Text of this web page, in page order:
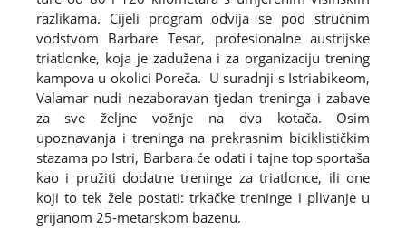
razlikama. Cijeli program odvija se pod stručnim
vodstvom Barbare Tesar, profesionalne austrijske
triatlonke, koja je zadužena i za organizaciju trening
kampova u okolici Poreča. U suradnji s Istriabikeom,
Valamar nudi nezaboravan tjedan treninga i zabave
za sve željne vožnje na dva kotača. Osim
upoznavanja i treninga na prekrasnim biciklističkim
stazama po Istri, Barbara će odati i tajne top sportaša
kao i pružiti dodatne treninge za triatlonce, ili one
koji to tek žele postati: trkačke treninge i plivanje u
grijanom 25-metarskom bazenu.